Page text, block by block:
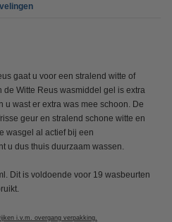
gaat u voor een stralend witte of
de Witte Reus wasmiddel gel is extra
wast er extra was mee schoon. De
geur en stralend schone witte en
wasgel al actief bij een
u dus thuis duurzaam wassen.
Dit is voldoende voor 19 wasbeurten
i.v.m. overgang verpakking.